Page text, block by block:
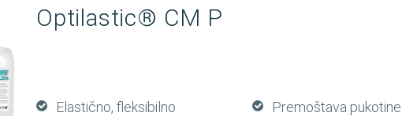
Optilastic® CM P
Elastično, fleksibilno Premoštava pukotine